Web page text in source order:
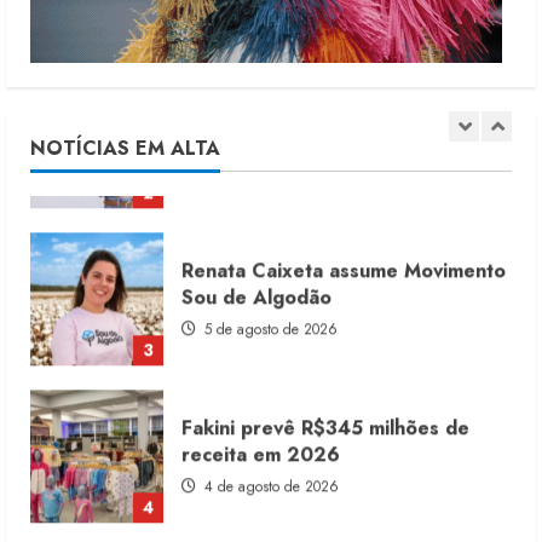
NOTÍCIAS EM ALTA
2
6 de agosto de 2026
3
Sou de Algodão
5 de agosto de 2026
4
receita em 2026
4 de agosto de 2026